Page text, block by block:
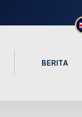
BERITA